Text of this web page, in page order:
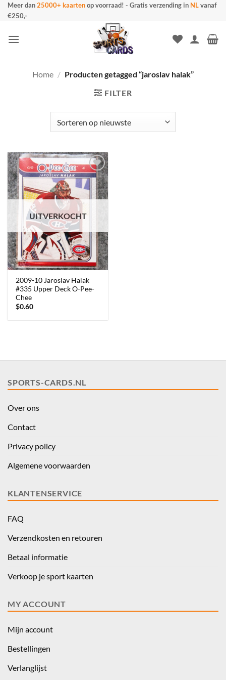
Ga
naar
Meer dan25000+ kaartenop voorraad! - Gratis verzending in NLvanaf
€250,-
Home / Producten getagged “jaroslav halak”
FILTER
UITVERKOCHT
2009-10 Jaroslav Halak
#335 Upper Deck O-Pee-
Chee
$0.60
SPORTS-CARDS.NL
Over ons
Contact
Privacy policy
Algemene voorwaarden
KLANTENSERVICE
FAQ
Verzendkosten en retouren
Betaal informatie
Verkoop je sport kaarten
MY ACCOUNT
Mijn account
Bestellingen
Verlanglijst